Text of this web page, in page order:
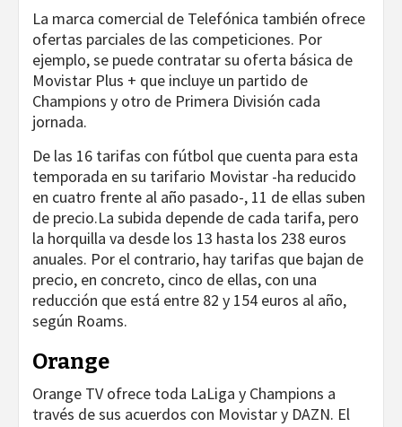
La marca comercial de Telefónica también ofrece
ofertas parciales de las competiciones. Por
ejemplo, se puede contratar su oferta básica de
Movistar Plus + que incluye un partido de
Champions y otro de Primera División cada
jornada.
De las 16 tarifas con fútbol que cuenta para esta
temporada en su tarifario Movistar -ha reducido
en cuatro frente al año pasado-, 11 de ellas suben
de precio.La subida depende de cada tarifa, pero
la horquilla va desde los 13 hasta los 238 euros
anuales. Por el contrario, hay tarifas que bajan de
precio, en concreto, cinco de ellas, con una
reducción que está entre 82 y 154 euros al año,
según Roams.
Orange
Orange TV ofrece toda LaLiga y Champions a
través de sus acuerdos con Movistar y DAZN. El